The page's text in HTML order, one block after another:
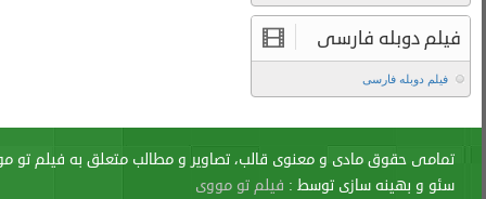
از آن پیگرد قانونی دارد.